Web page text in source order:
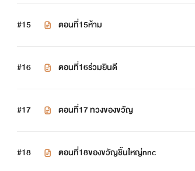
#15 ตอนที่15ห้าม
#16 ตอนที่16ร่วมยินดี
#17 ตอนที่17 ทวงของขวัญ
#18 ตอนที่18ของขวัญชิ้นใหญ่nnc